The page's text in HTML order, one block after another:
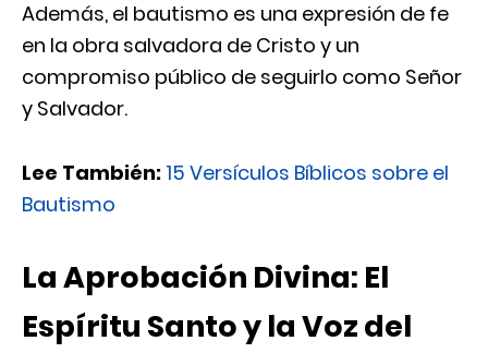
Además, el bautismo es una expresión de fe
en la obra salvadora de Cristo y un
compromiso público de seguirlo como Señor
y Salvador.
Lee También: 15 Versículos Bíblicos sobre el
Bautismo
La Aprobación Divina: El
Espíritu Santo y la Voz del